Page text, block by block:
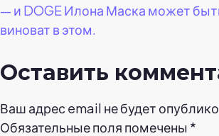
— и DOGE Илона Маска может
виноват в этом.
Оставить
Ваш адрес email не будет
Обязательные поля помечены *